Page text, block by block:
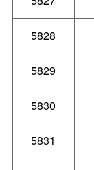
5828
5829
5830
5831